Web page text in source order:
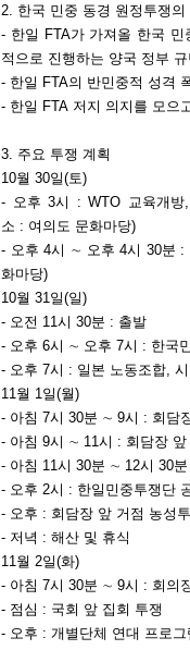
2. 한국 민중 동경 원정투쟁의
- 한일 FTA가 가져올 한국 민
적으로 진행하는 양국 정부
- 한일 FTA의 반민중적 성격
- 한일 FTA 저지 의지를 모으
3. 주요 투쟁 계획
10월 30일(토)
- 오후 3시 : WTO 교육개방
소 : 여의도 문화마당)
- 오후 4시 ∼ 오후 4시 30분 :
화마당)
10월 31일(일)
- 오전 11시 30분 : 출발
- 오후 6시 ∼ 오후 7시 : 한국
- 오후 7시 : 일본 노동조합,
11월 1일(월)
- 아침 7시 30분 ∼ 9시 : 회담
- 아침 9시 ∼ 11시 : 회담장 앞
- 아침 11시 30분 ∼ 12시 30
- 오후 2시 : 한일민중투쟁단
- 오후 : 회담장 앞 거점 농성
- 저녁 : 해산 및 휴식
11월 2일(화)
- 아침 7시 30분 ∼ 9시 : 회의
- 점심 : 국회 앞 집회 투쟁
- 오후 : 개별단체 연대 프로그